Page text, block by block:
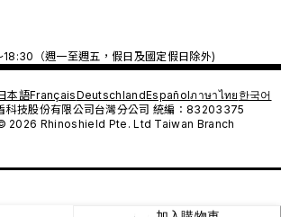
（週一至週五，假日及國定假日除外)
本語FrançaisDeutschlandEspañolภาษาไทย 한국어
科技股份有限公司台灣分公司 統編：83203375
2026 Rhinoshield Pte. Ltd Taiwan Branch